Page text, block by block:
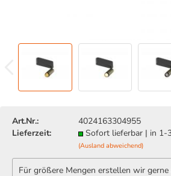
Art.Nr.:
4024163304955
Lieferzeit:
Sofort lieferbar | in 1-
(Ausland abweichend)
Für größere Mengen erstellen wir